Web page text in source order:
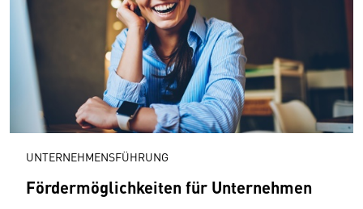
UNTERNEHMENSFÜHRUNG
Fördermöglichkeiten für Unternehmen